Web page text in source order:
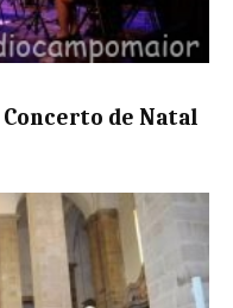
Concerto de Natal